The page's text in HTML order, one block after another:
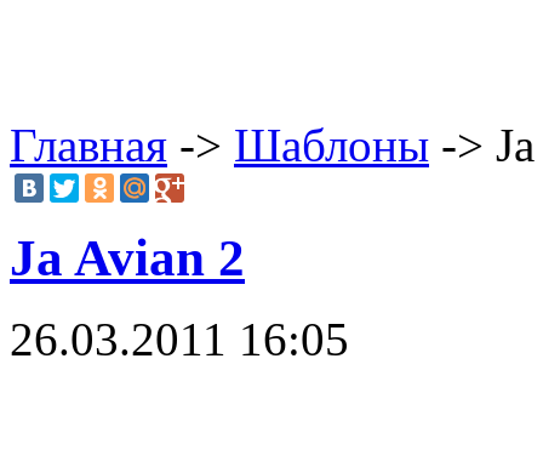
Главная -> Шаблоны ->
Ja Avian 2
26.03.2011 16:05